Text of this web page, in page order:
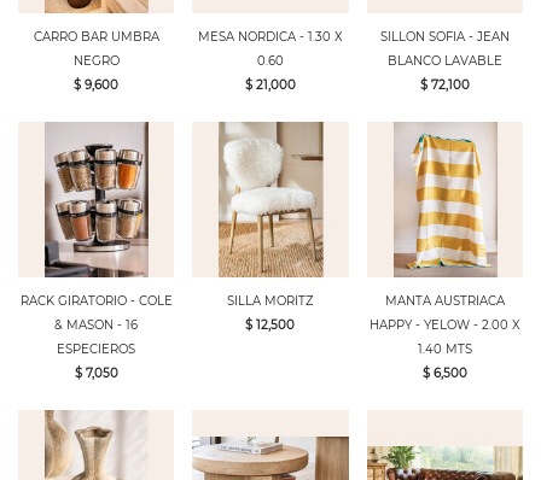
CARRO BAR UMBRA
NEGRO
$ 9,600
MESA NORDICA - 1.30 X
0.60
$ 21,000
SILLON SOFIA - JEAN
BLANCO LAVABLE
$ 72,100
RACK GIRATORIO - COLE
& MASON - 16
ESPECIEROS
$ 7,050
SILLA MORITZ
$ 12,500
MANTA AUSTRIACA
HAPPY - YELOW - 2.00 X
1.40 MTS
$ 6,500